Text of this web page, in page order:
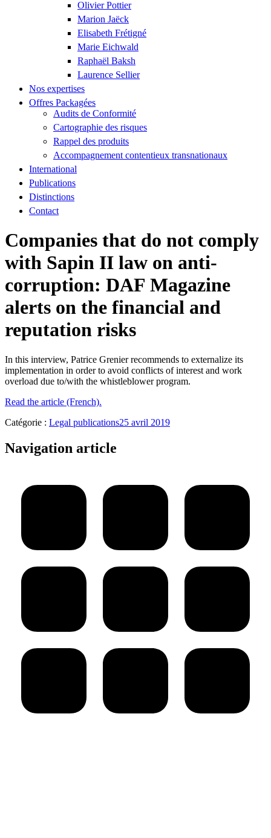
Olivier Pottier
Marion Jaëck
Elisabeth Frétigné
Marie Eichwald
Raphaël Baksh
Laurence Sellier
Nos expertises
Offres Packagées
Audits de Conformité
Cartographie des risques
Rappel des produits
Accompagnement contentieux transnationaux
International
Publications
Distinctions
Contact
Companies that do not comply
with Sapin II law on anti-
corruption: DAF Magazine
alerts on the financial and
reputation risks
In this interview, Patrice Grenier recommends to externalize its
implementation in order to avoid conflicts of interest and work
overload due to/with the whistleblower program.
Read the article (French).
Catégorie : Legal publications25 avril 2019
Navigation article